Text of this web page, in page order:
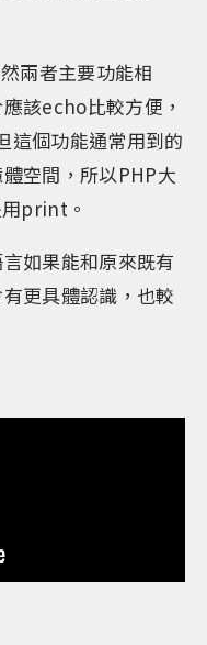
兩者主要功能相
該echo比較方便，
個功能通常用到的
空間，所以PHP大
print。
如果能和原來既有
更具體認識，也較